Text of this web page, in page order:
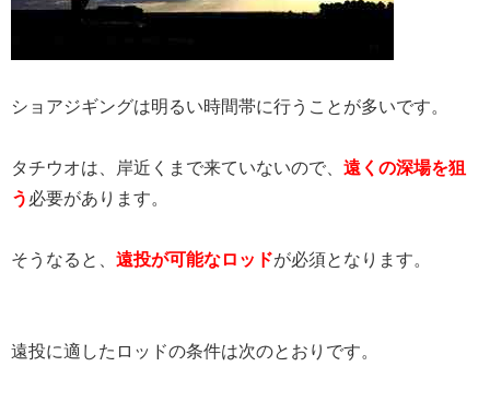
ショアジギングは明るい時間帯に行うことが多いです。
タチウオは、岸近くまで来ていないので、 遠くの深場を狙
う 必要があります。
そうなると、 遠投が可能なロッドが必須となります。
遠投に適したロッドの条件は次のとおりです。